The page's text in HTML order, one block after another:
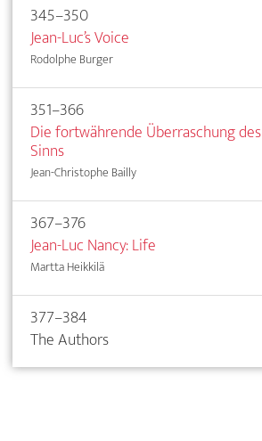
345–350
Jean-Luc’s Voice
Rodolphe Burger
351–366
Die fortwährende Überraschung des
Sinns
Jean-Christophe Bailly
367–376
Jean-Luc Nancy: Life
Martta Heikkilä
377–384
The Authors